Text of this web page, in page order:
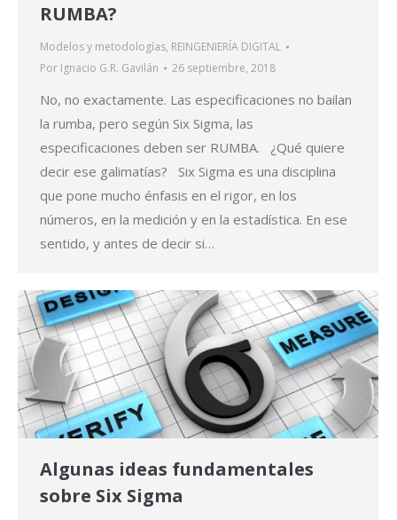
RUMBA?
Modelos y metodologías, REINGENIERÍA DIGITAL
Por Ignacio G.R. Gavilán 26 septiembre, 2018
No, no exactamente. Las especificaciones no bailan
la rumba, pero según Six Sigma, las
especificaciones deben ser RUMBA. ¿Qué quiere
decir ese galimatías? Six Sigma es una disciplina
que pone mucho énfasis en el rigor, en los
números, en la medición y en la estadística. En ese
sentido, y antes de decir si…
Algunas ideas fundamentales
sobre Six Sigma